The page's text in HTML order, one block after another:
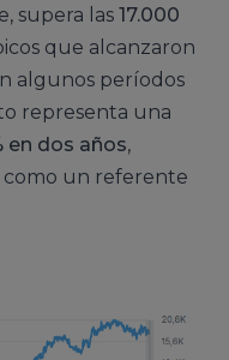
supera las 17.000
que alcanzaron
algunos períodos
representa una
en dos años,
como un referente